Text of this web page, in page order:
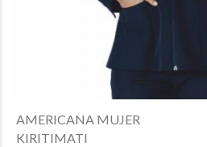
AMERICANA MUJER
KIRITIMATI